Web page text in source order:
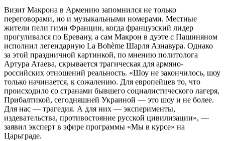
Визит Макрона в Армению запомнился не только
переговорами, но и музыкальными номерами. Местные
жители пели гимн Франции, когда французский лидер
прогуливался по Еревану, а сам Макрон в дуэте с Пашиняном
исполнил легендарную La Bohème Шарля Азнавура. Однако
за этой праздничной картинкой, по мнению политолога
Артура Атаева, скрывается трагическая для армяно-
российских отношений реальность. «Шоу не закончилось, шоу
только начинается, к сожалению. Для европейцев то, что
происходило со странами бывшего социалистического лагеря,
Прибалтикой, сегодняшней Украиной — это шоу и не более.
Для нас — трагедия. А для них — эксперименты,
издевательства, противостояние русской цивилизации», —
заявил эксперт в эфире программы «Мы в курсе» на
Царьграде.